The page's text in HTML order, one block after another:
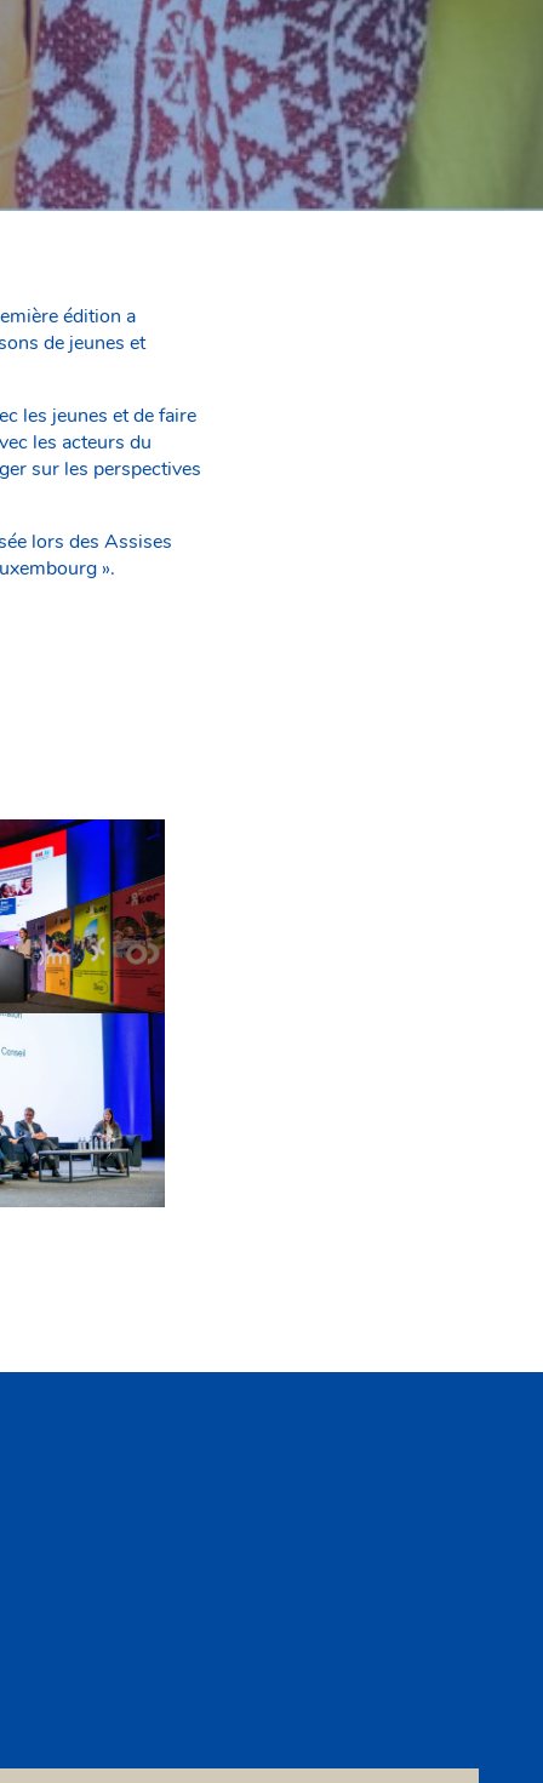
édition a
de jeunes et
les jeunes et de faire
les acteurs du
sur les perspectives
lors des Assises
».